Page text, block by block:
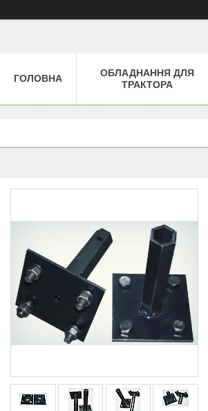
ГОЛОВНА
ОБЛАДНАННЯ ДЛЯ
ТРАКТОРА